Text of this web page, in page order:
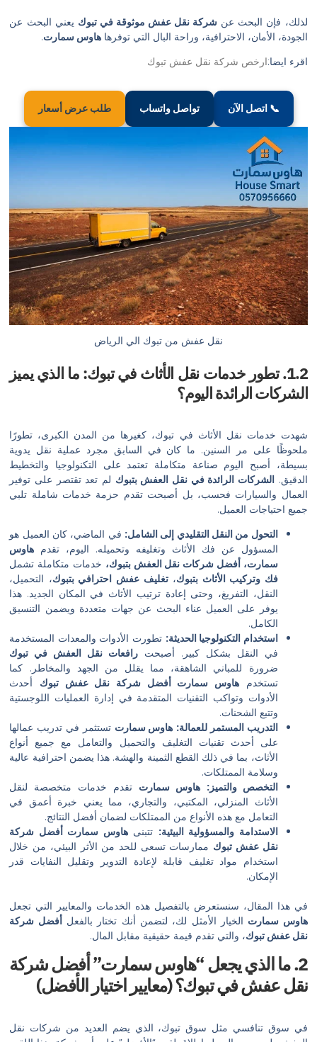
عنشركة نقل عفش موثوقة في تبوكيعني البحث عن
الاحترافية، وراحة البال التي توفرهاهاوس سمارت.
شركة نقل عفش تبوك
تواصل واتساب طلب عرض أسعار
نقل عفش من تبوك الي الرياض
خدمات نقل الأثاث في تبوك: ما الذي يميز
اليوم؟
نقل الأثاث في تبوك، كغيرها من المدن الكبرى، تطورًا
مر السنين. ما كان في السابق مجرد عملية نقل يدوية
اليوم صناعة متكاملة تعتمد على التكنولوجيا والتخطيط
الرائدة في نقل العفش بتبوكلم تعد تقتصر على توفير
فحسب، بل أصبحت تقدم حزمة خدمات شاملة تلبي
العميل.
من النقل التقليدي إلى الشامل:في الماضي، كان العميل هو
عن فك الأثاث وتغليفه وتحميله. اليوم، تقدم هاوس
أفضل شركات نقل العفش بتبوك،خدمات متكاملة تشمل
الأثاث بتبوك، تغليف عفش احترافي بتبوك، التحميل،
التفريغ، وحتى إعادة ترتيب الأثاث في المكان الجديد. هذا
على العميل عناء البحث عن جهات متعددة ويضمن التنسيق
التكنولوجيا الحديثة:تطورت الأدوات والمعدات المستخدمة
بشكل كبير. أصبحترافعات نقل العفش في تبوك
للمباني الشاهقة، مما يقلل من الجهد والمخاطر. كما
هاوس سمارت أفضل شركة نقل عفش تبوكأحدث
وتواكب التقنيات المتقدمة في إدارة العمليات اللوجستية
الشحنات.
المستمر للعمالة: هاوس سمارتتستثمر في تدريب عمالها
تقنيات التغليف والتحميل والتعامل مع جميع أنواع
بما في ذلك القطع الثمينة والهشة. هذا يضمن احترافية عالية
الممتلكات.
والتميز: هاوس سمارتتقدم خدمات متخصصة لنقل
المنزلي، المكتبي، والتجاري، مما يعني خبرة أعمق في
مع هذه الأنواع من الممتلكات لضمان أفضل النتائج.
والمسؤولية البيئية:تتبنى هاوس سمارت أفضل شركة
تبوكممارسات تسعى للحد من الأثر البيئي، من خلال
مواد تغليف قابلة لإعادة التدوير وتقليل النفايات قدر
سنستعرض بالتفصيل هذه الخدمات والمعايير التي تجعل
الخيار الأمثل لك، لتضمن أنك تختار بالفعل أفضل شركة
، والتي تقدم قيمة حقيقية مقابل المال.
يجعل “هاوس سمارت” أفضل شركة
تبوك؟ (معايير اختيار الأفضل)
مثل سوق تبوك، الذي يضم العديد من شركات نقل